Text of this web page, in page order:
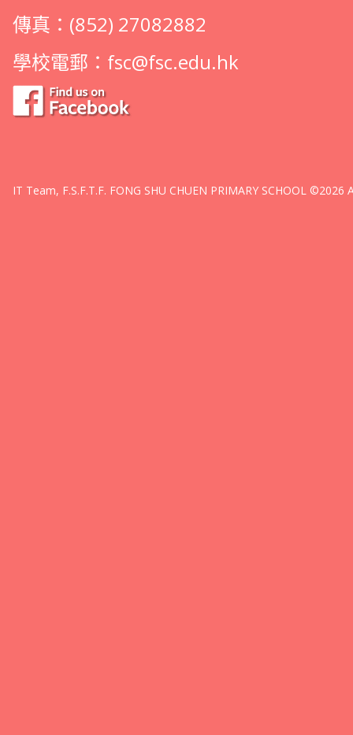
傳真：(852) 27082882
學校電郵： fsc@fsc.edu.hk
IT Team, F.S.F.T.F. FONG SHU CHUEN PRIMARY SCHOOL ©2026